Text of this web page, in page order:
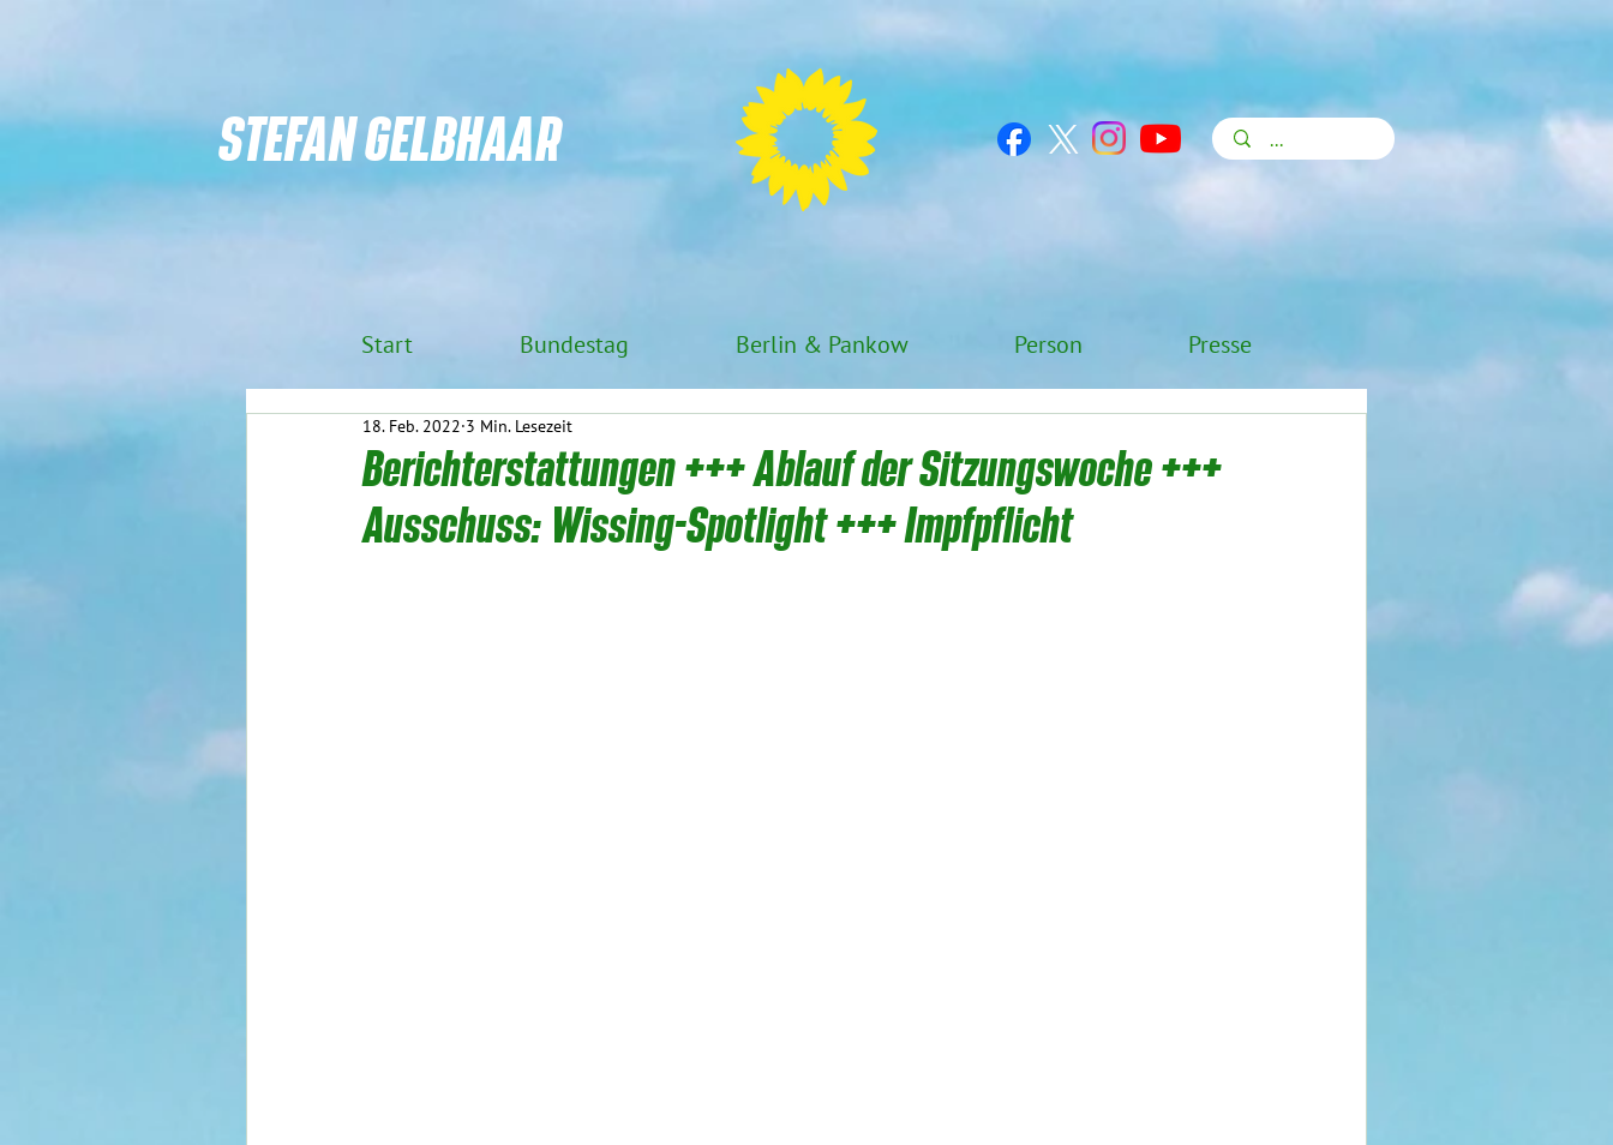
STEFAN GELBHAAR
Berichterstattungen +++ Ablauf der Sitzungswoche +++
Ausschuss: Wissing-Spotlight +++ Impfpflicht
18. Feb. 2022 3 Min. Lesezeit
Start Bundestag Berlin & Pankow Person Presse